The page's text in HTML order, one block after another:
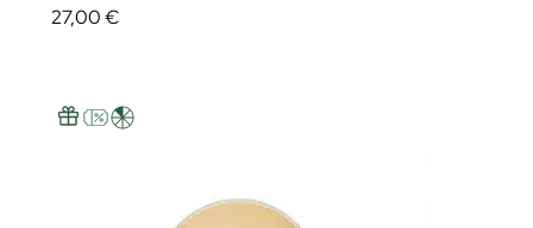
27,00 €